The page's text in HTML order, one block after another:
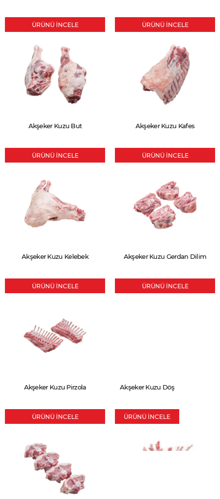
ÜRÜNÜ İNCELE ÜRÜNÜ İNCELE
Akşeker Kuzu But
ÜRÜNÜ İNCELE
Akşeker Kuzu Kafes
ÜRÜNÜ İNCELE
Akşeker Kuzu Kelebek
ÜRÜNÜ İNCELE
Akşeker Kuzu Gerdan Dilim
ÜRÜNÜ İNCELE
Akşeker Kuzu Pirzola
ÜRÜNÜ İNCELE
Akşeker Kuzu Döş
ÜRÜNÜ İNCELE